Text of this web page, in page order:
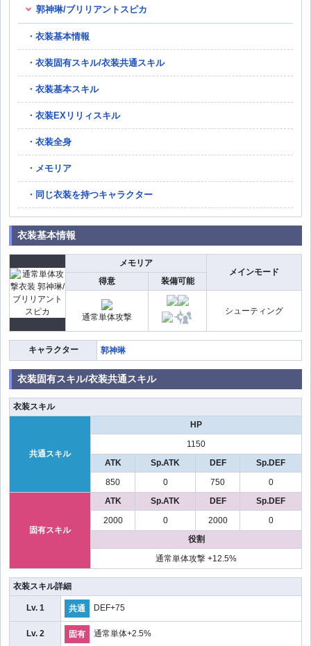
郭神琳/ブリリアントスピカ
衣装基本情報
衣装固有スキル/衣装共通スキル
衣装基本スキル
衣装EXリリィスキル
衣装全身
メモリア
同じ衣装を持つキャラクター
衣装基本情報
メモリア
メインモード
得意
装備可能
通常単体攻撃
シューティング
キャラクター 郭神琳
衣装固有スキル/衣装共通スキル
衣装スキル
共通スキル
HP
1150
ATK
Sp.ATK DEF
Sp.DEF
850
0 750 0
固有スキル
ATK Sp.ATK DEF
Sp.DEF
2000
0 2000
0
役割
通常単体攻撃 +12.5%
衣装スキル詳細
Lv. 1 共通 DEF+75
Lv. 2 固有 通常単体+2.5%